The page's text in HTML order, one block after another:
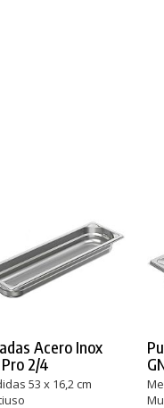
Acero Inox
Pro 2/4
53 x 16,2 cm